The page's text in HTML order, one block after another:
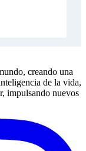
creando una
de la vida,
impulsando nuevos